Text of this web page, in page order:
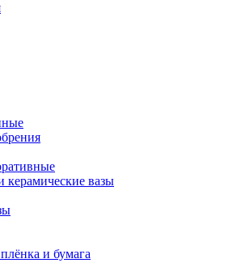
керамические вазы
и бумага